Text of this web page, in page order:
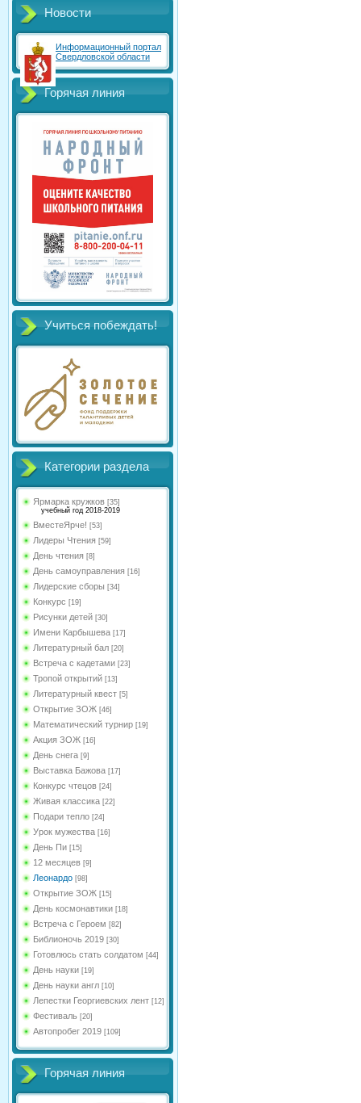
Новости
Информационный портал
Свердловской области
Горячая линия
Учиться побеждать!
Категории раздела
Ярмарка кружков [35]
учебный год 2018-2019
ВместеЯрче! [53]
Лидеры Чтения [59]
День чтения [8]
День самоуправления [16]
Лидерские сборы [34]
Конкурс [19]
Рисунки детей [30]
Имени Карбышева [17]
Литературный бал [20]
Встреча с кадетами [23]
Тропой открытий [13]
Литературный квест [5]
Открытие ЗОЖ [46]
Математический турнир [19]
Акция ЗОЖ [16]
День снега [9]
Выставка Бажова [17]
Конкурс чтецов [24]
Живая классика [22]
Подари тепло [24]
Урок мужества [16]
День Пи [15]
12 месяцев [9]
Леонардо [98]
Открытие ЗОЖ [15]
День космонавтики [18]
Встреча с Героем [82]
Библионочь 2019 [30]
Готовлюсь стать солдатом [44]
День науки [19]
День науки англ [10]
Лепестки Георгиевских лент [12]
Фестиваль [20]
Автопробег 2019 [109]
Горячая линия